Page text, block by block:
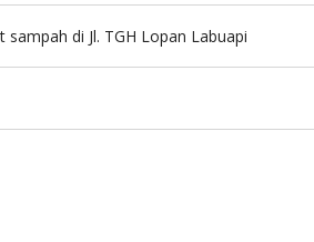
di Jl. TGH Lopan Labuapi